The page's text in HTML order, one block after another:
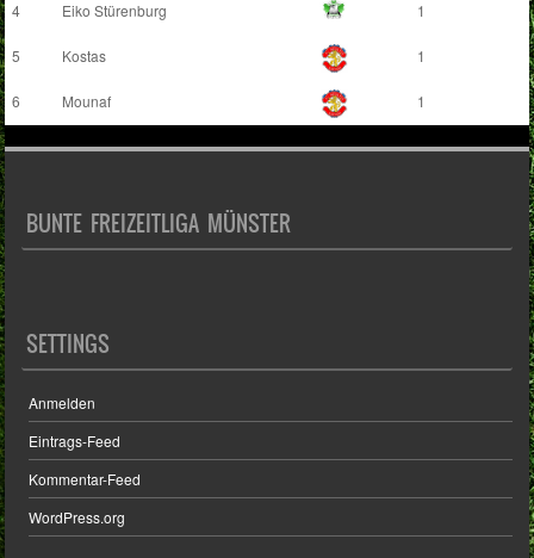
4 Eiko Stürenburg 1
5 Kostas 1
6 Mounaf 1
BUNTE FREIZEITLIGA MÜNSTER
SETTINGS
Anmelden
Eintrags-Feed
Kommentar-Feed
WordPress.org